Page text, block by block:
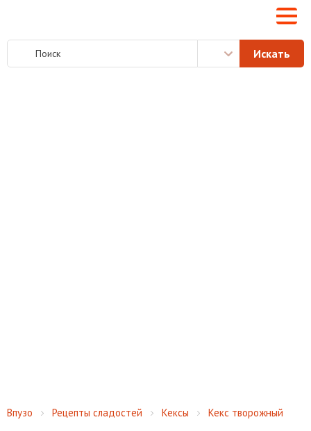
Впузо Рецепты сладостей Кексы Кекс творожный